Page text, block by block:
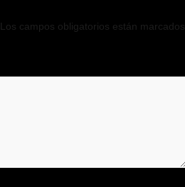
Los campos obligatorios están marcados